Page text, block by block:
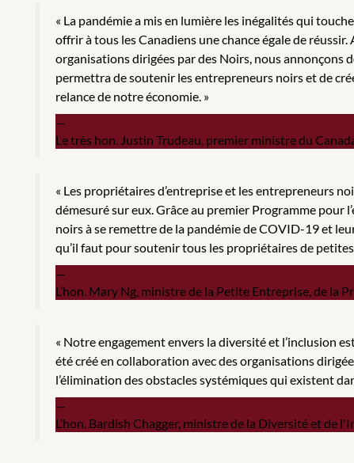
« La pandémie a mis en lumière les inégalités qui
offrir à tous les Canadiens une chance égale de
organisations dirigées par des Noirs, nous annonçons
permettra de soutenir les entrepreneurs noirs et de
relance de notre économie. »
Le très hon. Justin Trudeau, premier ministre du
« Les propriétaires d’entreprise et les entrepreneurs
démesuré sur eux. Grâce au premier Programme
noirs à se remettre de la pandémie de COVID-19 et
qu’il faut pour soutenir tous les propriétaires de
L’hon. Mary Ng, ministre de la Petite Entreprise, de
« Notre engagement envers la diversité et l’inclusion
été créé en collaboration avec des organisations
l’élimination des obstacles systémiques qui existent
L’hon. Bardish Chagger, ministre de la Diversité et de